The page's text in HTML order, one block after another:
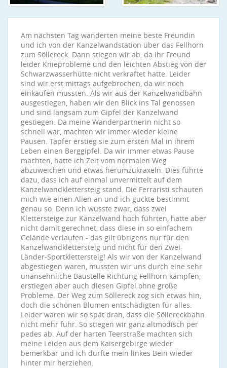
Am nächsten Tag wanderten meine beste Freundin
und ich von der Kanzelwandstation über das Fellhorn
zum Söllereck. Dann stiegen wir ab, da ihr Freund
leider Knieprobleme und den leichten Abstieg von der
Schwarzwasserhütte nicht verkraftet hatte. Leider
sind wir erst mittags aufgebrochen, da wir noch
einkaufen mussten. Als wir aus der Kanzelwandbahn
ausgestiegen, haben wir den Blick ins Tal genossen
und sind langsam zum Gipfel der Kanzelwand
gestiegen. Da meine Wanderpartnerin nicht so
schnell war, machten wir immer wieder kleine
Pausen. Tapfer erstieg sie zum ersten Mal in ihrem
Leben einen Berggipfel. Da wir immer etwas Pause
machten, hatte ich Zeit vom normalen Weg
abzuweichen und etwas herumzukraxeln. Dies führte
dazu, dass ich auf einmal unvermittelt auf dem
Kanzelwandklettersteig stand. Die Ferraristi schauten
mich wie einen Alien an und ich guckte bestimmt
genau so. Denn ich wusste zwar, dass zwei
Klettersteige zur Kanzelwand hoch führten, hatte aber
nicht damit gerechnet, dass diese in so einfachem
Gelände verlaufen - das gilt übrigens nur für den
Kanzelwandklettersteig und nicht für den Zwei-
Länder-Sportklettersteig! Als wir von der Kanzelwand
abgestiegen waren, mussten wir uns durch eine sehr
unansehnliche Baustelle Richtung Fellhorn kämpfen,
erstiegen aber auch diesen Gipfel ohne große
Probleme. Der Weg zum Söllereck zog sich etwas hin,
doch die schönen Blumen entschädigten für alles.
Leider waren wir so spät dran, dass die Söllereckbahn
nicht mehr fuhr. So stiegen wir ganz altmodisch per
pedes ab. Auf der harten Teerstraße machten sich
meine Leiden aus dem Kaisergebirge wieder
bemerkbar und ich durfte mein linkes Bein wieder
hinter mir herziehen.